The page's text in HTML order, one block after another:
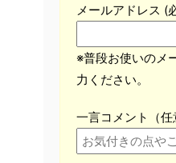
メールアドレス (
※普段お使いのメ
力ください。
一言コメント（任